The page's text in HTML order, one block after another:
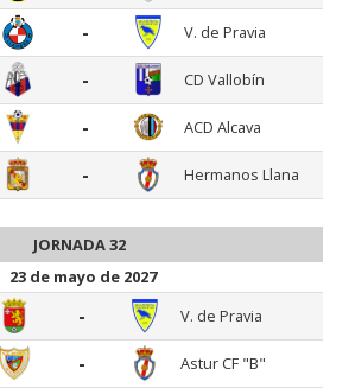
- V. de Pravia
- CD Vallobín
- ACD Alcava
- Hermanos Llana
JORNADA 32
23 de mayo de 2027
- V. de Pravia
- Astur CF "B"